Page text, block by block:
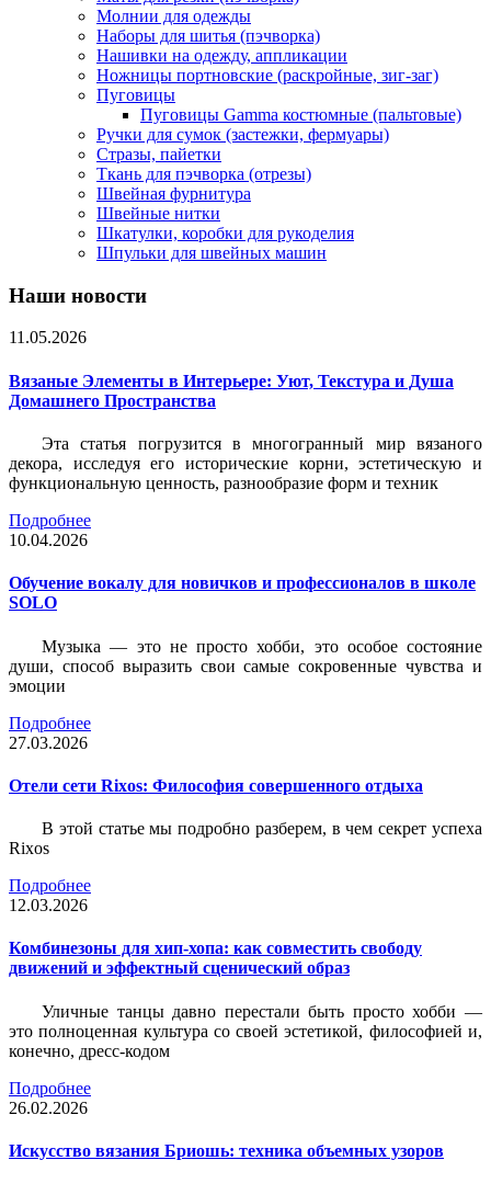
Молнии для одежды
Наборы для шитья (пэчворка)
Нашивки на одежду, аппликации
Ножницы портновские (раскройные, зиг-заг)
Пуговицы
Пуговицы Gamma костюмные (пальтовые)
Ручки для сумок (застежки, фермуары)
Стразы, пайетки
Ткань для пэчворка (отрезы)
Швейная фурнитура
Швейные нитки
Шкатулки, коробки для рукоделия
Шпульки для швейных машин
Наши новости
11.05.2026
Вязаные Элементы в Интерьере: Уют, Текстура и Душа
Домашнего Пространства
Эта статья погрузится в многогранный мир вязаного
декора, исследуя его исторические корни, эстетическую и
функциональную ценность, разнообразие форм и техник
Подробнее
10.04.2026
Обучение вокалу для новичков и профессионалов в школе
SOLO
Музыка — это не просто хобби, это особое состояние
души, способ выразить свои самые сокровенные чувства и
эмоции
Подробнее
27.03.2026
Отели сети Rixos: Философия совершенного отдыха
В этой статье мы подробно разберем, в чем секрет успеха
Rixos
Подробнее
12.03.2026
Комбинезоны для хип-хопа: как совместить свободу
движений и эффектный сценический образ
Уличные танцы давно перестали быть просто хобби —
это полноценная культура со своей эстетикой, философией и,
конечно, дресс-кодом
Подробнее
26.02.2026
Искусство вязания Бриошь: техника объемных узоров